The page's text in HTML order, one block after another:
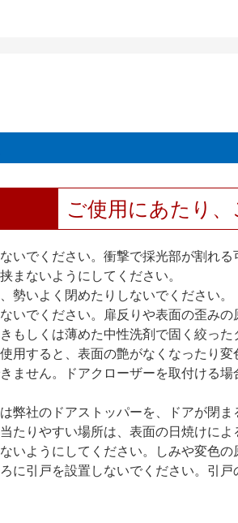
ご使用にあたり
いでください。衝撃で採光部が割れる
まないようにしてください。
勢いよく閉めたりしないでください。
いでください。扉反りや表面の歪みの
もしくは薄めた中性洗剤で固く絞った
用すると、表面の艶がなくなったり
ません。ドアクローザーを取付ける
弊社のドアストッパーを、ドアが閉
たりやすい場所は、表面の日焼けに
いようにしてください。しみや変色の
に引戸を設置しないでください。引